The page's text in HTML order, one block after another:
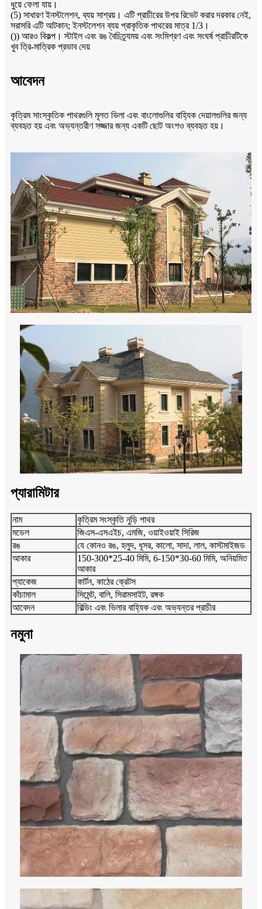
ধুয়ে ফেলা যায়।
(5) সাধারণ ইনস্টলেশন, ব্যয় সাশ্রয়। এটি প্রাচীরের উপর রিভেট করার দরকার নেই,
সরাসরি এটি আটকান; ইনস্টলেশন ব্যয় প্রাকৃতিক পাথরের মাত্র 1/3।
()) আরও বিকল্প। স্টাইল এবং রঙ বৈচিত্র্যময় এবং সংমিশ্রণ এবং সংঘর্ষ প্রাচীরটিকে
খুব ত্রি-মাত্রিক প্রভাব দেয়
আবেদন
কৃত্রিম সাংস্কৃতিক পাথরগুলি মূলত ভিলা এবং বাংলোগুলির বাহ্যিক দেয়ালগুলির জন্য
ব্যবহৃত হয় এবং অভ্যন্তরীণ সজ্জার জন্য একটি ছোট অংশও ব্যবহৃত হয়।
প্যারামিটার
নাম
কৃত্রিম সংস্কৃতি নুড়ি পাথর
মডেল
জিএস-এসএইচ, এমজি, ওয়াইওয়াই সিরিজ
রঙ
যে কোনও রঙ, হলুদ, ধূসর, কালো, সাদা, লাল, কাস্টমাইজড
আকার
150-300*25-40 মিমি, 6-150*30-60 মিমি, অনিয়মিত
আকার
প্যাকেজ
কার্টন, কাঠের ক্রেটস
কাঁচামাল
সিমেন্ট, বালি, সিরামসাইট, রঙ্গক
আবেদন
বিল্ডিং এবং ভিলার বাহ্যিক এবং অভ্যন্তর প্রাচীর
নমুনা